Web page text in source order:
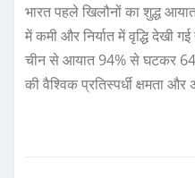
भारत पहले खिलौनों का शुद्ध
में कमी और निर्यात में वृद्धि देखी
चीन से आयात 94% से घटकर
की वैश्विक प्रतिस्पर्धी क्षमता